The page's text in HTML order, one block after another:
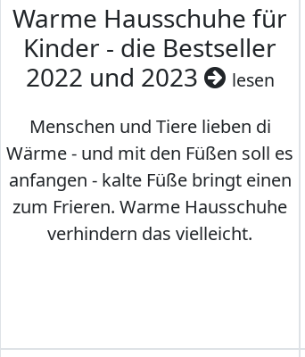
Warme Hausschuhe für
Kinder - die Bestseller
2022 und 2023
lesen
Menschen und Tiere lieben di
Wärme - und mit den Füßen soll es
anfangen - kalte Füße bringt einen
zum Frieren. Warme Hausschuhe
verhindern das vielleicht.